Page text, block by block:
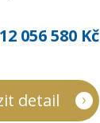
12 056 580 Kč
detail